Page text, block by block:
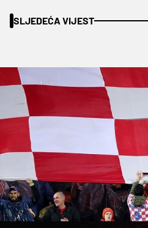
SLJEDEĆA VIJEST